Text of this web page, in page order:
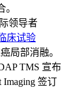
领导者
临床试验
局部消融。
TMS 宣布
签订